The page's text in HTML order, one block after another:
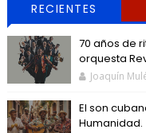
RECIENTES
70 años de
orquesta
Joaquín
El son
Humanidad.